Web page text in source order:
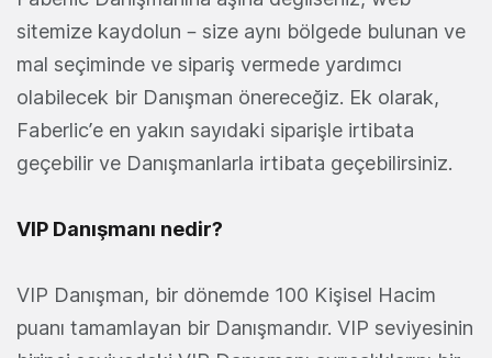
sitemize kaydolun – size aynı bölgede bulunan ve
mal seçiminde ve sipariş vermede yardımcı
olabilecek bir Danışman önereceğiz. Ek olarak,
Faberlic’e en yakın sayıdaki siparişle irtibata
geçebilir ve Danışmanlarla irtibata geçebilirsiniz.
VIP Danışmanı nedir?
VIP Danışman, bir dönemde 100 Kişisel Hacim
puanı tamamlayan bir Danışmandır. VIP seviyesinin